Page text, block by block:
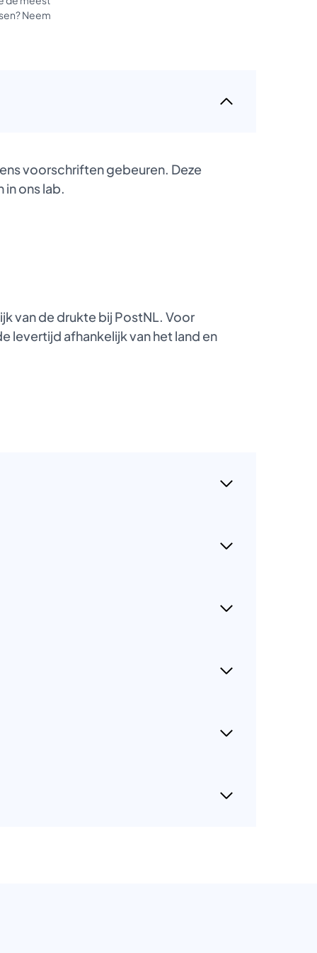
Neem
voorschriften gebeuren. Deze
ons lab.
van de drukte bij PostNL. Voor
levertijd afhankelijk van het land en